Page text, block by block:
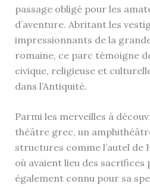
passage obligé pour les
d’aventure. Abritant les
impressionnants de la
romaine, ce parc témoigne
civique, religieuse et
dans l’Antiquité.
Parmi les merveilles à
théâtre grec, un
structures comme l’autel de
où avaient lieu des sacrifices
également connu pour sa